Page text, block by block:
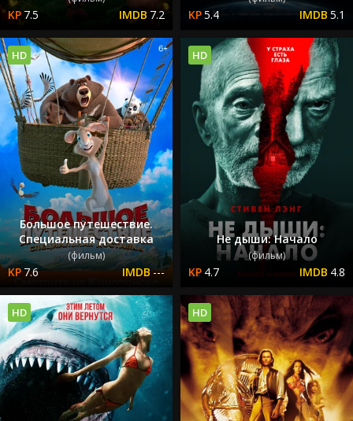
7.5 7.2 5.4 5.1
Большое путешествие.
Специальная доставка
(фильм)
7.6 ---
HD
Не дыши: Начало
(фильм)
4.7 4.8
HD
HD HD